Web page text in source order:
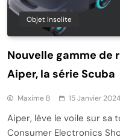
Objet Insolite
Nouvelle gamme de
Aiper, la série Scuba
Maxime B 15 Janvier 2024
Aiper, lève le voile sur sa
Consumer Electronics